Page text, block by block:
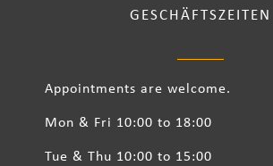
GESCHÄFTSZEITEN
Appointments are welcome.
Mon & Fri 10:00 to 18:00
Tue & Thu 10:00 to 15:00